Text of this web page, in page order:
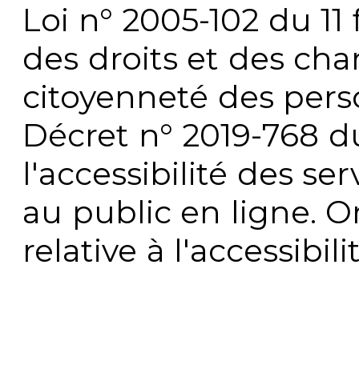
Loi n° 2005-102 du
des droits et des
citoyenneté des
Décret n° 2019-768
l'accessibilité des
au public en ligne.
relative à